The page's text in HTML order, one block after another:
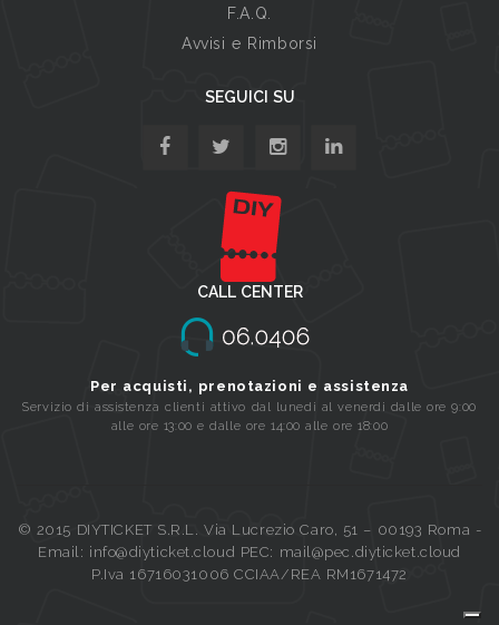
F.A.Q.
Avvisi e Rimborsi
SEGUICI SU
CALL CENTER
Per acquisti, prenotazioni e assistenza
Servizio di assistenza clienti attivo dal lunedi al venerdi dalle ore 9:00
alle ore 13:00 e dalle ore 14:00 alle ore 18:00
© 2015 DIYTICKET S.R.L. Via Lucrezio Caro, 51 – 00193 Roma -
Email: info@diyticket.cloud PEC: mail@pec.diyticket.cloud
P.Iva 16716031006 CCIAA/REA RM1671472